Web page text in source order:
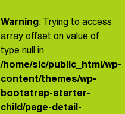
Warning: Trying to access
array offset on value of
type null in
/home/sic/public_html/wp-
content/themes/wp-
bootstrap-starter-
child/page-detail-